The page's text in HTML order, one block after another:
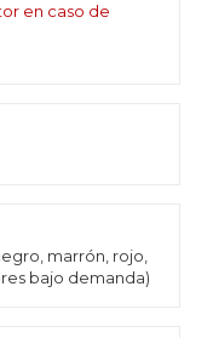
en caso de
marrón, rojo,
bajo demanda)